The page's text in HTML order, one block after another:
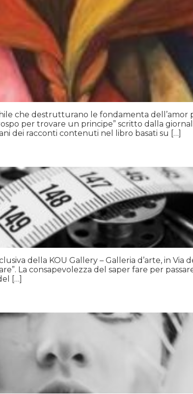
che destrutturano le fondamenta dell’amor
per trovare un principe” scritto dalla
dei racconti contenuti nel libro basati su […]
della KOU Gallery – Galleria d’arte, in Via
La consapevolezza del saper fare per
[…]